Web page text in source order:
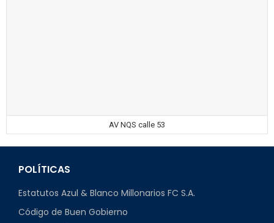
AV NQS calle 53
POLÍTICAS
Estatutos Azul & Blanco Millonarios FC S.A.
Código de Buen Gobierno